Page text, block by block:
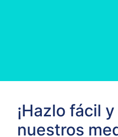
¡Hazlo fácil
nuestros